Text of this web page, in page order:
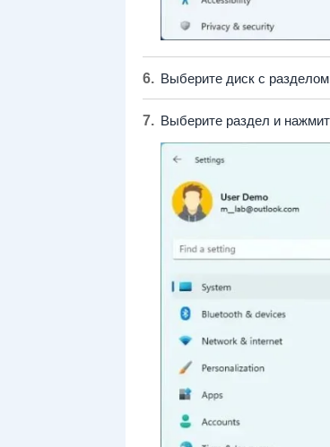
Выберите диск с
Выберите раздел и